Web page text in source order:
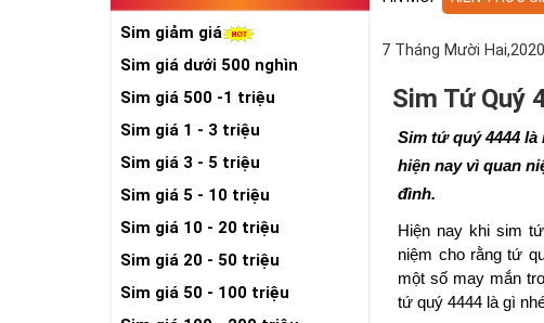
Sim giảm giá
Sim giá dưới 500 nghìn
Sim giá 500 -1 triệu
Sim giá 1 - 3 triệu
Sim giá 3 - 5 triệu
Sim giá 5 - 10 triệu
Sim giá 10 - 20 triệu
Sim giá 20 - 50 triệu
Sim giá 50 - 100 triệu
7 Tháng Mười Hai,2020
Sim Tứ Quý
Sim tứ quý 4444
hiện nay vì quan
đình.
Hiện nay khi sim
niệm cho rằng tứ
một số may mắn
tứ quý 4444 là gì